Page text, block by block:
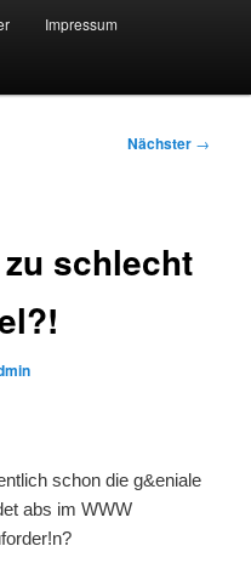
und
Impressum
Nächster →
schlecht
schon die g&eniale
abs im WWW